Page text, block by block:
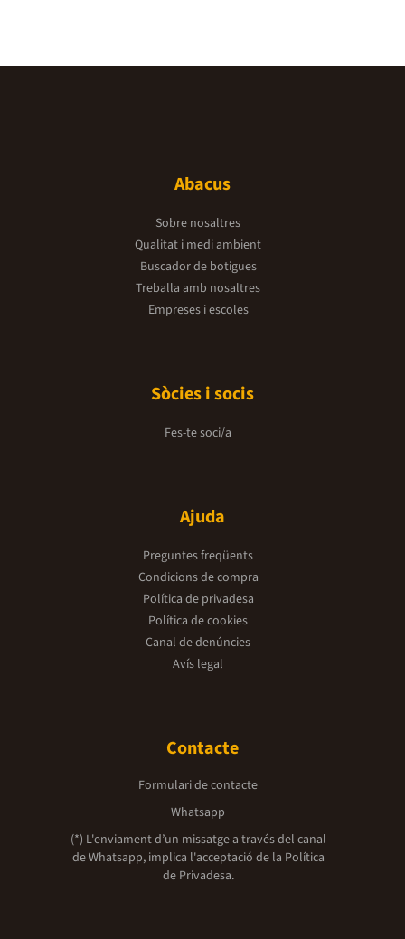
Abacus
Sobre nosaltres
Qualitat i medi ambient
Buscador de botigues
Treballa amb nosaltres
Empreses i escoles
Sòcies i socis
Fes-te soci/a
Ajuda
Preguntes freqüents
Condicions de compra
Política de privadesa
Política de cookies
Canal de denúncies
Avís legal
Contacte
Formulari de contacte
Whatsapp
(*) L'enviament d’un missatge a través del canal
de Whatsapp, implica l'acceptació de la Política
de Privadesa.